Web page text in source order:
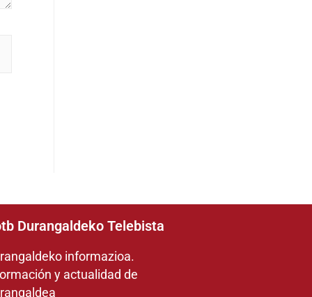
Durangaldeko Telebista
informazioa.
y actualidad de